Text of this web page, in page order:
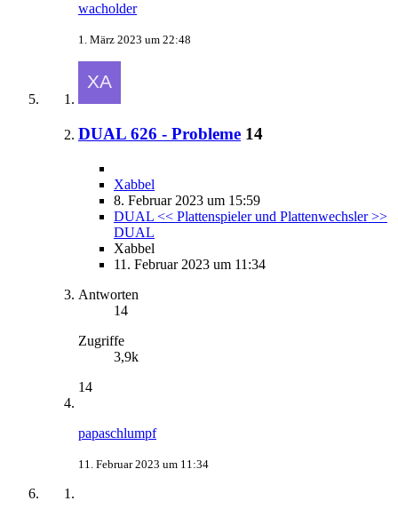
wacholder
1. März 2023 um 22:48
DUAL 626 - Probleme 14
Xabbel
8. Februar 2023 um 15:59
DUAL << Plattenspieler und Plattenwechsler >>
DUAL
Xabbel
11. Februar 2023 um 11:34
Antworten
14
Zugriffe
3,9k
14
papaschlumpf
11. Februar 2023 um 11:34